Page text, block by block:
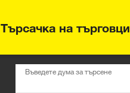
Търсачка на търговци
Въведете дума за търсене